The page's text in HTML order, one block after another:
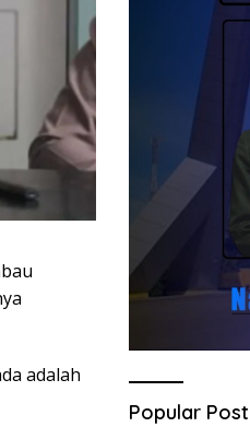
adalah
Popular Post